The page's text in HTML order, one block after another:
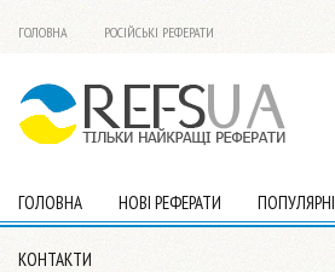
ГОЛОВНА РОСІЙСЬКІ РЕФЕРАТИ
ГОЛОВНА НОВІ РЕФЕРАТИ ПОПУЛЯРНІ
КОНТАКТИ